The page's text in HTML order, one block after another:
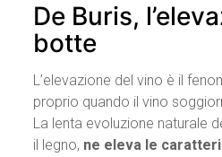
De Buris,
botte
L’elevazione del vino è il
proprio quando il vino
La lenta evoluzione naturale
il legno, ne eleva le